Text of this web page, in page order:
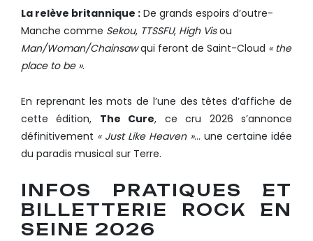
La relève britannique : De grands espoirs d’outre-
Manche comme Sekou, TTSSFU, High Visou
Man/Woman/Chainsawqui feront de Saint-Cloud « the
place to be ».
En reprenant les mots de l’une des têtes d’affiche de
cette édition, The Cure, ce cru 2026 s’annonce
définitivement « Just Like Heaven »… une certaine idée
du paradis musical sur Terre.
INFOS PRATIQUES ET
BILLETTERIE ROCK EN
SEINE 2026